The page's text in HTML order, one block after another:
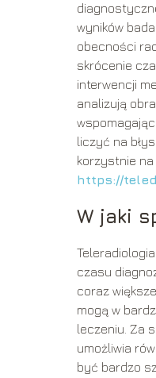
wyników
obecności
skrócenie
interwencji
analizują
liczyć na
korzystnie
https://
W jaki
czasu
coraz
mogą w
leczeniu. Za
umożliwia
być bardzo